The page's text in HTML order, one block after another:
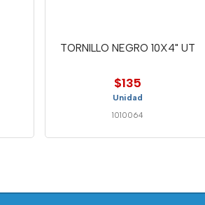
TORNILLO NEGRO 10X4" UT
$135
Unidad
1010064